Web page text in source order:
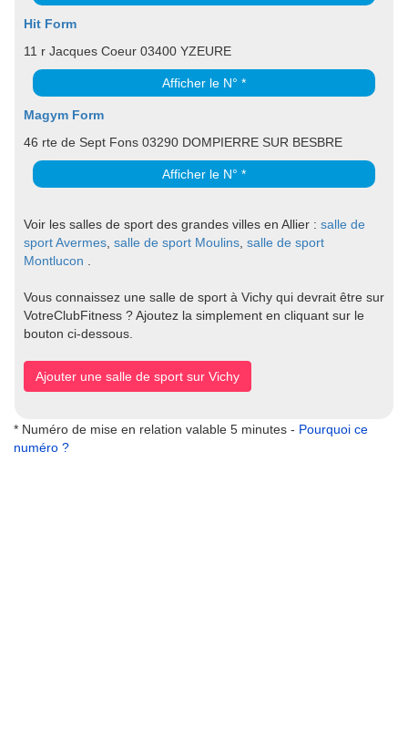
Hit Form
11 r Jacques Coeur 03400 YZEURE
Afficher le N° *
Magym Form
46 rte de Sept Fons 03290 DOMPIERRE SUR BESBRE
Afficher le N° *
Voir les salles de sport des grandes villes en Allier : salle de
sport Avermes salle de sport Moulins salle de sport
Montlucon
Vous connaissez une salle de sport à Vichy qui devrait être sur
VotreClubFitness ? Ajoutez la simplement en cliquant sur le
bouton ci-dessous.
Ajouter une salle de sport sur Vichy
* Numéro de mise en relation valable 5 minutes - Pourquoi ce
numéro ?